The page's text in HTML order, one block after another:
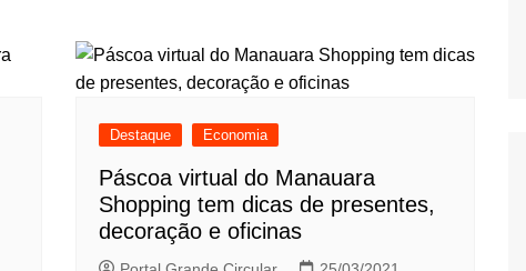
Destaque Economia
Páscoa virtual do Manauara
Shopping tem dicas de presentes,
decoração e oficinas